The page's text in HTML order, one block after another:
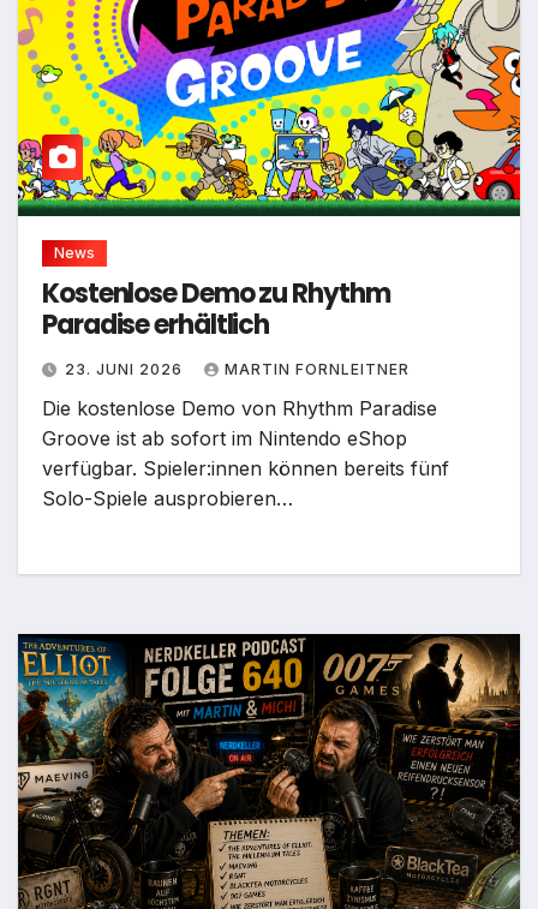
News
Kostenlose Demo zu Rhythm
Paradise erhältlich
23. JUNI 2026 MARTIN FORNLEITNER
Die kostenlose Demo von Rhythm Paradise
Groove ist ab sofort im Nintendo eShop
verfügbar. Spieler:innen können bereits fünf
Solo-Spiele ausprobieren…